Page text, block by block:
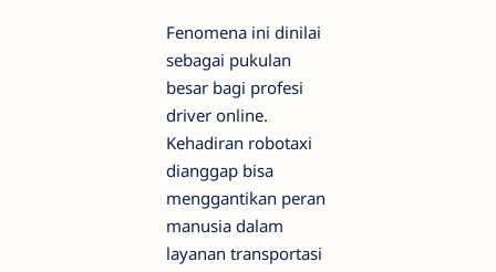
Fenomena ini dinilai
sebagai pukulan
besar bagi profesi
driver online.
Kehadiran robotaxi
dianggap bisa
menggantikan peran
manusia dalam
layanan transportasi